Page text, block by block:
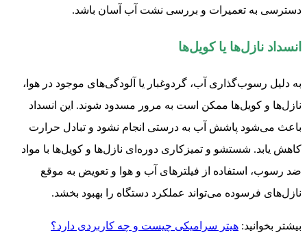
دسترسی به تعمیرات و بررسی نشت آب آسان باشد.
انسداد نازل‌ها یا کویل‌ها
به دلیل رسوب‌گذاری آب، گردوغبار یا آلودگی‌های موجود در هوا،
نازل‌ها و کویل‌ها ممکن است به مرور مسدود شوند. این انسداد
باعث می‌شود پاشش آب به درستی انجام نشود و تبادل حرارت
کاهش یابد. شستشو و تمیزکاری دوره‌ای نازل‌ها و کویل‌ها با مواد
ضد رسوب، استفاده از فیلترهای آب و هوا و تعویض به موقع
نازل‌های فرسوده می‌تواند عملکرد دستگاه را بهبود بخشد.
بیشتر بخوانید: هیتر سرامیکی چیست و چه کاربردی دارد؟